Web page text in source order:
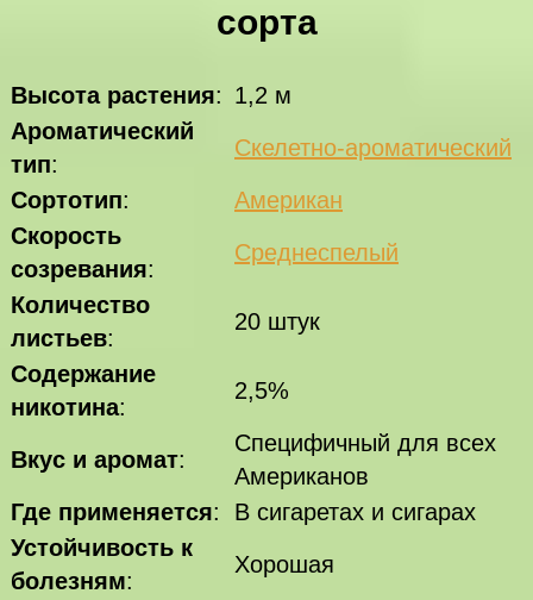
сорта
Высота растения: 1,2 м
Ароматический
тип:
Скелетно-ароматический
Сортотип:
Американ
Скорость
созревания:
Среднеспелый
Количество
листьев:
20 штук
Содержание
никотина:
2,5%
Вкус и аромат:
Специфичный для всех
Американов
Где применяется:
В сигаретах и сигарах
Устойчивость к
болезням:
Хорошая